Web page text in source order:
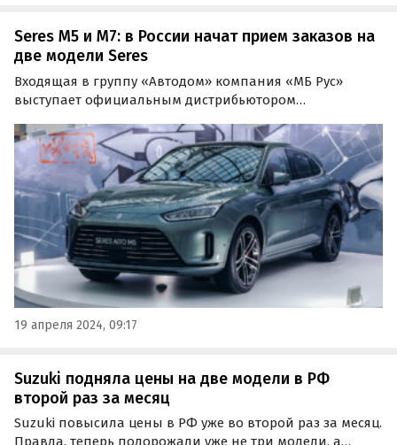
Seres M5 и M7: в России начат прием заказов на
две модели Seres
Входящая в группу «Автодом» компания «МБ Рус»
выступает официальным дистрибьютором
Бренд-директор Seres в России объявил о начале
приема заказов на две первые модели — купе-
кроссовер Seres M5 и…
19 апреля 2024, 09:17
Suzuki подняла цены на две модели в РФ
второй раз за месяц
Suzuki повысила цены в РФ уже во второй раз за месяц.
Правда, теперь подорожали уже не три модели, а